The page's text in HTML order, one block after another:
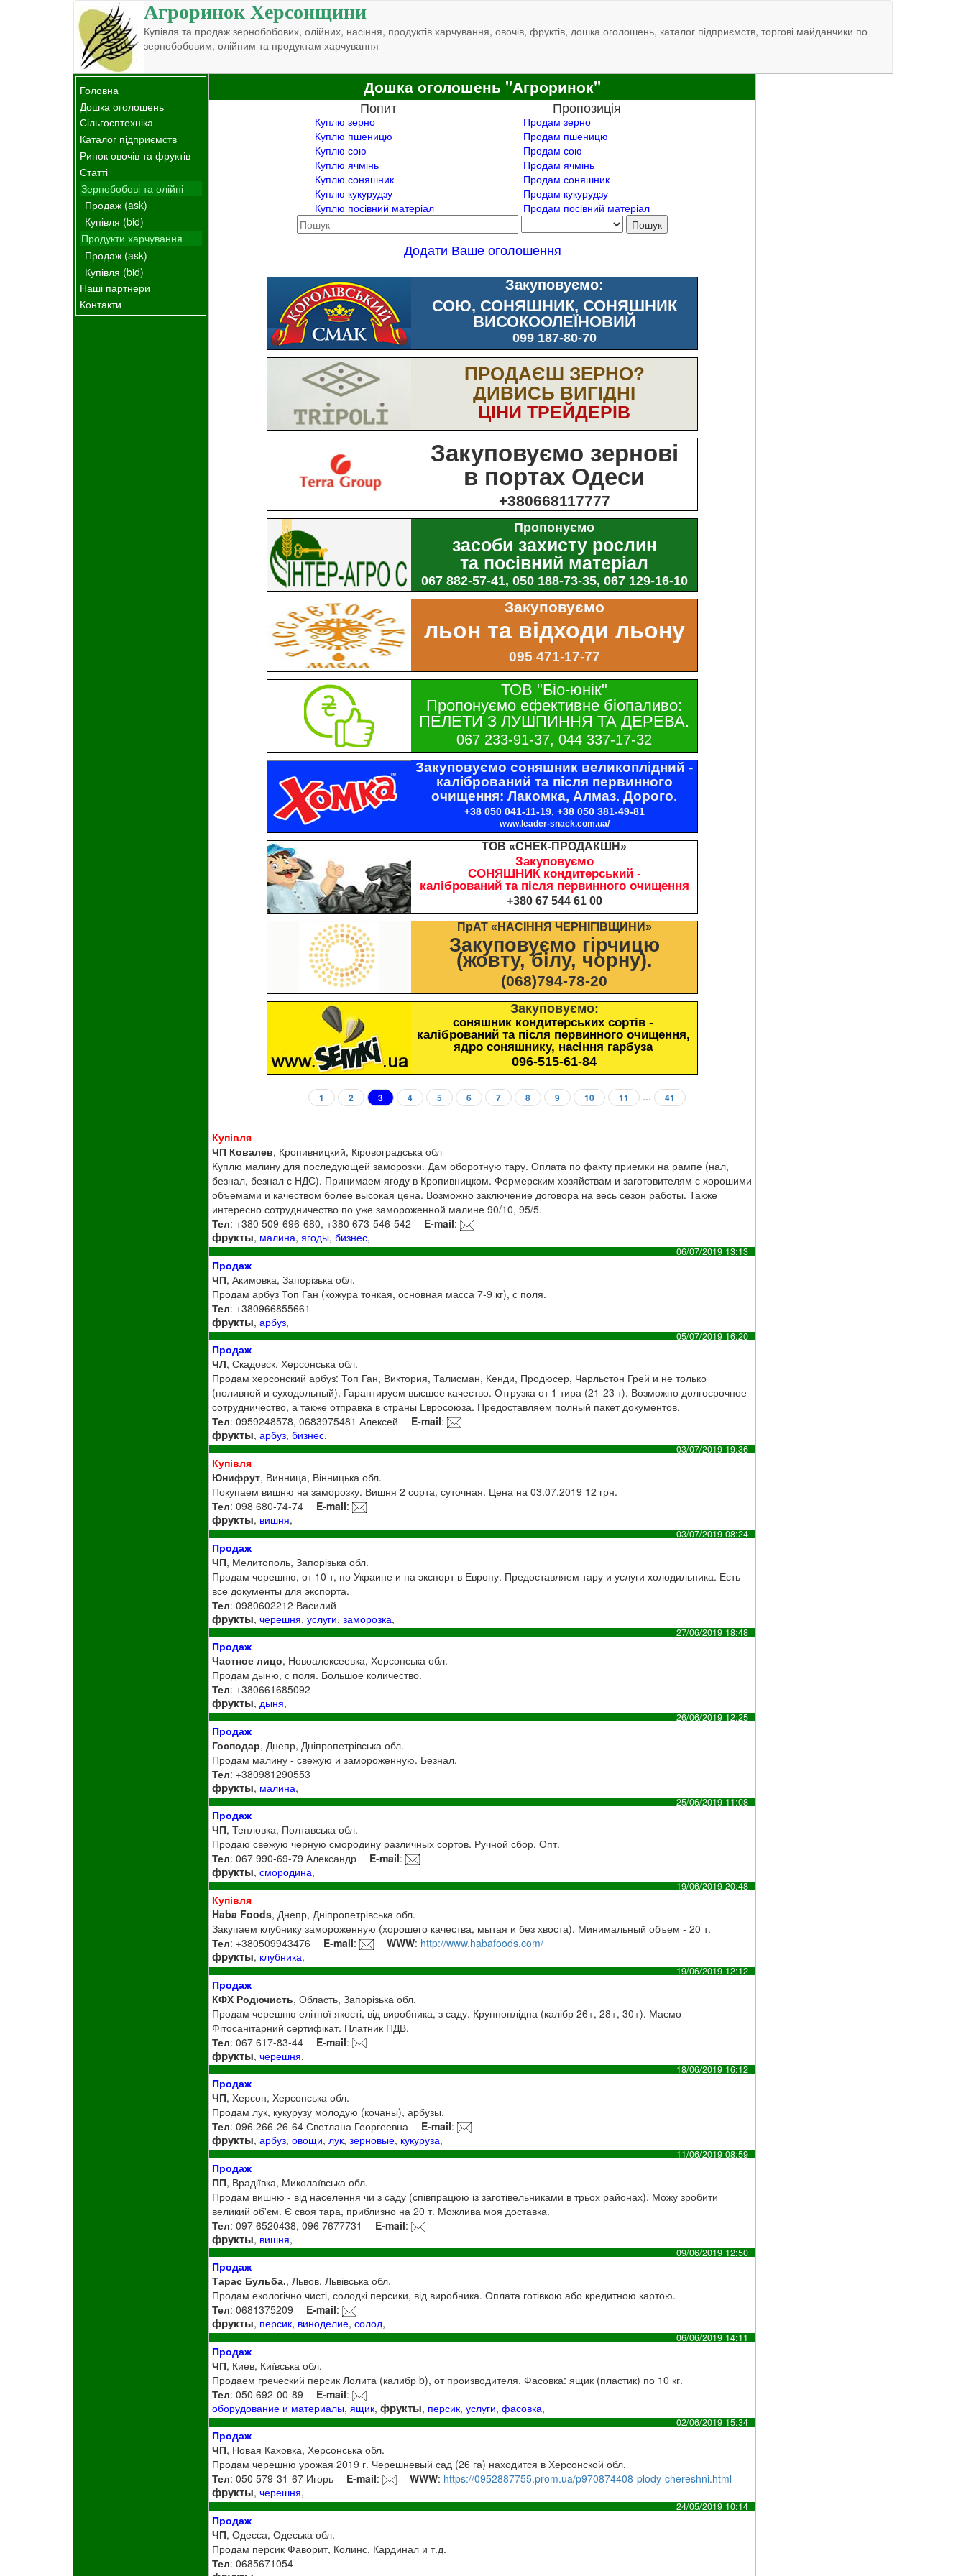
Агроринок Херсонщини
Купівля та продаж зернобобових, олійних, насіння, продуктів харчування, овочів, фруктів, дошка оголошень, каталог підприємств, торгові майданчики по
зернобобовим, олійним та продуктам харчування
Головна
Дошка оголошень
Сільгосптехніка
Каталог підприємств
Ринок овочів та фруктів
Статті
Зернобобові та олійні
Продаж (ask)
Купівля (bid)
Продукти харчування
Продаж (ask)
Купівля (bid)
Наші партнери
Контакти
Дошка оголошень "Агроринок"
Попит
Куплю зерно
Куплю пшеницю
Куплю сою
Куплю ячмінь
Куплю соняшник
Куплю кукурудзу
Куплю посівний матеріал
Пропозиція
Продам зерно
Продам пшеницю
Продам сою
Продам ячмінь
Продам соняшник
Продам кукурудзу
Продам посівний матеріал
Додати Ваше оголошення
Закуповуємо:
СОЮ, СОНЯШНИК, СОНЯШНИК
ВИСОКООЛЕЇНОВИЙ
099 187-80-70
ПРОДАЄШ ЗЕРНО?
ДИВИСЬ ВИГІДНІ
ЦІНИ ТРЕЙДЕРІВ
Закуповуємо зернові
в портах Одеси
+380668117777
Пропонуємо
засоби захисту рослин
та посівний матеріал
067 882-57-41, 050 188-73-35, 067 129-16-10
Закуповуємо
льон та відходи льону
095 471-17-77
ТОВ "Біо-юнік"
Пропонуємо ефективне біопаливо:
ПЕЛЕТИ З ЛУШПИННЯ ТА ДЕРЕВА.
067 233-91-37, 044 337-17-32
Закуповуємо соняшник великоплідний -
калібрований та після первинного
очищення: Лакомка, Алмаз. Дорого.
+38 050 041-11-19, +38 050 381-49-81
www.leader-snack.com.ua/
ТОВ «СНЕК-ПРОДАКШН»
Закуповуємо
СОНЯШНИК кондитерський -
калібрований та після первинного очищення
+380 67 544 61 00
ПрАТ «НАСІННЯ ЧЕРНІГІВЩИНИ»
Закуповуємо гірчицю
(жовту, білу, чорну).
(068)794-78-20
Закуповуємо:
соняшник кондитерських сортів -
калібрований та після первинного очищення,
ядро соняшнику, насіння гарбуза
096-515-61-84
1 2 3 4 5 6 7 8 9 10 11 ... 41
Купівля
ЧП Ковалев, Кропивницкий, Кіровоградська обл
Куплю малину для последующей заморозки. Дам оборотную тару. Оплата по факту приемки на рампе (нал,
безнал, безнал с НДС). Принимаем ягоду в Кропивницком. Фермерским хозяйствам и заготовителям с хорошими
объемами и качеством более высокая цена. Возможно заключение договора на весь сезон работы. Также
интересно сотрудничество по уже замороженной малине 90/10, 95/5.
Тел: +380 509-696-680, +380 673-546-542 E-mail:
фрукты, малина,ягоды,бизнес,
06/07/2019 13:13
Продаж
ЧП, Акимовка, Запорізька обл.
Продам арбуз Топ Ган (кожура тонкая, основная масса 7-9 кг), с поля.
Тел: +380966855661
фрукты,арбуз,
05/07/2019 16:20
Продаж
ЧЛ, Скадовск, Херсонська обл.
Продам херсонский арбуз: Топ Ган, Виктория, Талисман, Кенди, Продюсер, Чарльстон Грей и не только
(поливной и суходольный). Гарантируем высшее качество. Отгрузка от 1 тира (21-23 т). Возможно долгосрочное
сотрудничество, а также отправка в страны Евросоюза. Предоставляем полный пакет документов.
Тел: 0959248578, 0683975481 Алексей E-mail:
фрукты,арбуз,бизнес,
03/07/2019 19:36
Купівля
Юнифрут, Винница, Вінницька обл.
Покупаем вишню на заморозку. Вишня 2 сорта, суточная. Цена на 03.07.2019 12 грн.
Тел: 098 680-74-74 E-mail:
фрукты, вишня,
03/07/2019 08:24
Продаж
ЧП, Мелитополь, Запорізька обл.
Продам черешню, от 10 т, по Украине и на экспорт в Европу. Предоставляем тару и услуги холодильника. Есть
все документы для экспорта.
Тел: 0980602212 Василий
фрукты,черешня,услуги,заморозка,
27/06/2019 18:48
Продаж
Частное лицо, Новоалексеевка, Херсонська обл.
Продам дыню, с поля. Большое количество.
Тел: +380661685092
фрукты,дыня,
26/06/2019 12:25
Продаж
Господар, Днепр, Дніпропетрівська обл.
Продам малину - свежую и замороженную. Безнал.
Тел: +380981290553
фрукты, малина,
25/06/2019 11:08
Продаж
ЧП, Тепловка, Полтавська обл.
Продаю свежую черную смородину различных сортов. Ручной сбор. Опт.
Тел: 067 990-69-79 Александр E-mail:
фрукты,смородина,
19/06/2019 20:48
Купівля
Haba Foods, Днепр, Дніпропетрівська обл.
Закупаем клубнику замороженную (хорошего качества, мытая и без хвоста). Минимальный объем - 20 т.
Тел: +380509943476 E-mail: WWW: http://www.habafoods.com/
фрукты, клубника,
19/06/2019 12:12
Продаж
КФХ Родючисть, Область, Запорізька обл.
Продам черешню елітної якості, від виробника, з саду. Крупноплідна (калібр 26+, 28+, 30+). Маємо
Фітосанітарний сертифікат. Платник ПДВ.
Тел: 067 617-83-44 E-mail:
фрукты,черешня,
18/06/2019 16:12
Продаж
ЧП, Херсон, Херсонська обл.
Продам лук, кукурузу молодую (кочаны), арбузы.
Тел: 096 266-26-64 Светлана Георгеевна E-mail:
фрукты,арбуз,овощи,лук,зерновые, кукуруза,
11/06/2019 08:59
Продаж
ПП, Врадіївка, Миколаївська обл.
Продам вишню - від населення чи з саду (співпрацюю із заготівельниками в трьох районах). Можу зробити
великий об'єм. Є своя тара, приблизно на 20 т. Можлива моя доставка.
Тел: 097 6520438, 096 7677731 E-mail:
фрукты, вишня,
09/06/2019 12:50
Продаж
Тарас Бульба., Львов, Львівська обл.
Продам екологічно чисті, солодкі персики, від виробника. Оплата готівкою або кредитною картою.
Тел: 0681375209 E-mail:
фрукты, персик, виноделие,солод,
06/06/2019 14:11
Продаж
ЧП, Киев, Київська обл.
Продаем греческий персик Лолита (калибр b), от производителя. Фасовка: ящик (пластик) по 10 кг.
Тел: 050 692-00-89 E-mail:
оборудование и материалы,ящик,фрукты, персик,услуги,фасовка,
02/06/2019 15:34
Продаж
ЧП, Новая Каховка, Херсонська обл.
Продам черешню урожая 2019 г. Черешневый сад (26 га) находится в Херсонской обл.
Тел: 050 579-31-67 Игорь E-mail: WWW: https://0952887755.prom.ua/p970874408-plody-chereshni.html
фрукты,черешня,
24/05/2019 10:14
Продаж
ЧП, Одесса, Одеська обл.
Продам персик Фаворит, Колинс, Кардинал и т.д.
Тел: 0685671054